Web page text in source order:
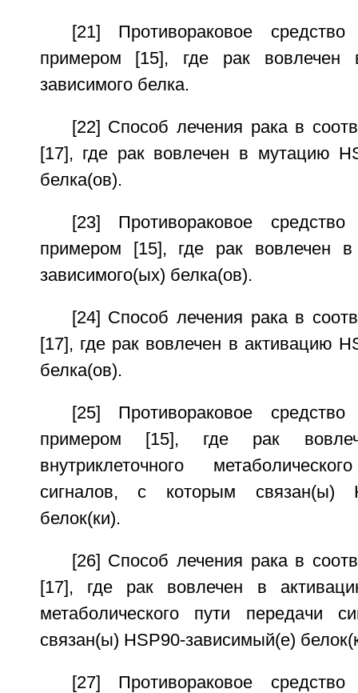
[21] Противораковое
примером [15], где рак вовлечен
зависимого белка.
[22] Способ лечения рака в
[17], где рак вовлечен в мутацию
белка(ов).
[23] Противораковое
примером [15], где рак вовлечен
зависимого(ых) белка(ов).
[24] Способ лечения рака в
[17], где рак вовлечен в активацию
белка(ов).
[25] Противораковое
примером [15], где рак
внутриклеточного
сигналов, с которым связан(ы)
белок(ки).
[26] Способ лечения рака в
[17], где рак вовлечен в
метаболического пути передачи
связан(ы) HSP90-зависимый(е)
[27] Противораковое